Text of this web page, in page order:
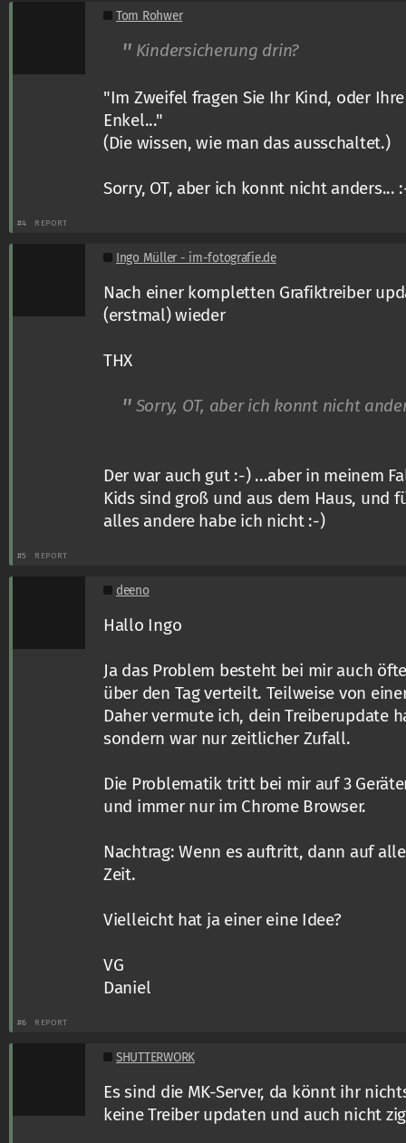
Tom Rohwer
Kindersicherung drin?
"Im Zweifel fragen Sie Ihr Kind, oder
Enkel..."
(Die wissen, wie man das ausschaltet.)
Sorry, OT, aber ich konnt nicht anders...
#4 REPORT
Ingo Müller - im-fotografie.de
Nach einer kompletten Grafiktreiber
(erstmal) wieder
THX
Sorry, OT, aber ich konnt nicht
Der war auch gut :-) ...aber in meinem
Kids sind groß und aus dem Haus, und
alles andere habe ich nicht :-)
#5 REPORT
deeno
Hallo Ingo
Ja das Problem besteht bei mir auch
über den Tag verteilt. Teilweise von
Daher vermute ich, dein Treiberupdate
sondern war nur zeitlicher Zufall.
Die Problematik tritt bei mir auf 3
und immer nur im Chrome Browser.
Nachtrag: Wenn es auftritt, dann auf
Zeit.
Vielleicht hat ja einer eine Idee?
VG
Daniel
#6 REPORT
SHUTTERWORK
Es sind die MK-Server, da könnt ihr
keine Treiber updaten und auch nicht